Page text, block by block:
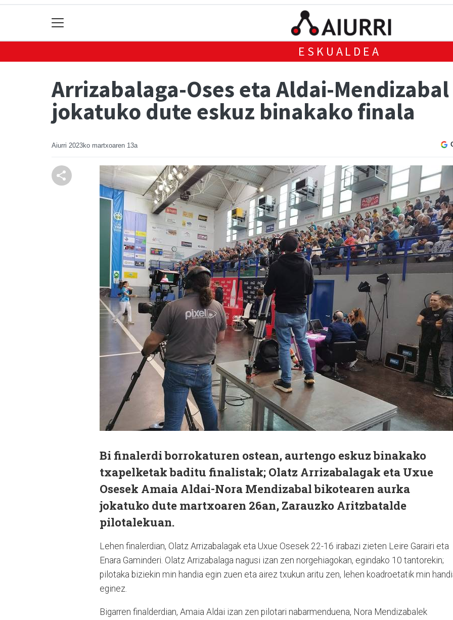
ESKUALDEA
Arrizabalaga-Oses eta Aldai-
jokatuko dute eskuz binakako finala
Aiurri 2023ko martxoaren 13a
Bi finalerdi borrokaturen ostean, aurtengo eskuz binakako
txapelketak baditu finalistak; Olatz Arrizabalagak eta Uxue
Osesek Amaia Aldai-Nora Mendizabal bikotearen aurka
jokatuko dute martxoaren 26an, Zarauzko Aritzbatalde
pilotalekuan.
Lehen finalerdian, Olatz Arrizabalagak eta Uxue Osesek 22-16 irabazi zieten Leire Garairi eta
Enara Gaminderi. Olatz Arrizabalaga nagusi izan zen norgehiagokan, egindako 10 tantorekin;
pilotaka biziekin min handia egin zuen eta airez txukun aritu zen, lehen koadroetatik min
eginez.
Bigarren finalderdian, Amaia Aldai izan zen pilotari nabarmenduena, Nora Mendizabalek